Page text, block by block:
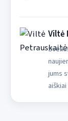
Viltė
jums